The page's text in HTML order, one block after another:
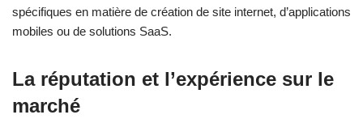
spécifiques en matière de création de site internet, d’applications
mobiles ou de solutions SaaS.
La réputation et l’expérience sur le
marché